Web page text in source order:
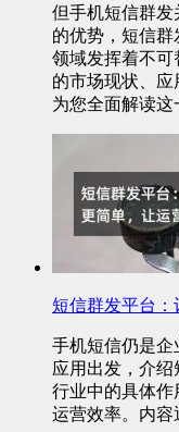
但手机短信群
的优势，短信
领域发挥着不
的市场现状、应
为您全面解读这
短信群发平台：
手机短信仍是
应用出发，介
行业中的具体
运营效率。内容